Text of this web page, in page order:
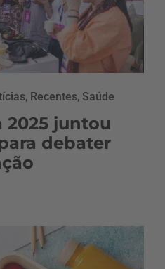
, Recentes, Saúde
2025 juntou
debater